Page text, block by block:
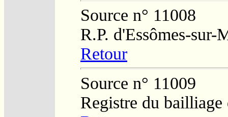
Source n° 11008
R.P. d'Essômes-sur-
Retour
Source n° 11009
Registre du